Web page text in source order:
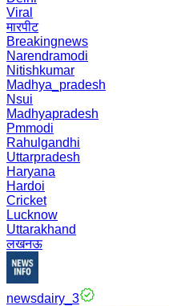
Viral
मारपीट
Breakingnews
Narendramodi
Nitishkumar
Madhya_pradesh
Nsui
Madhyapradesh
Pmmodi
Rahulgandhi
Uttarpradesh
Haryana
Hardoi
Cricket
Lucknow
Uttarakhand
लखनऊ
newsdairy_3